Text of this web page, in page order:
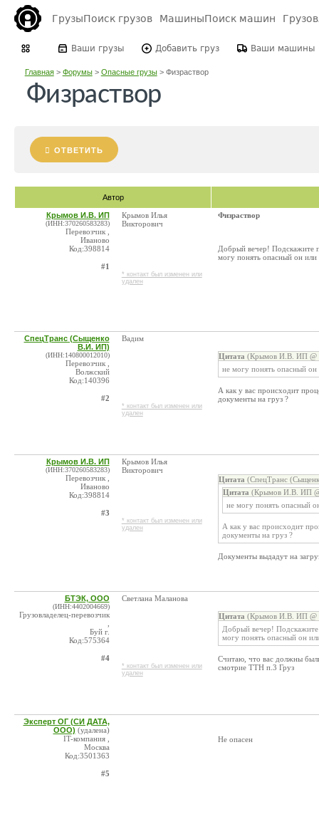
ГрузыПоиск грузов МашиныПоиск машин
Ваши грузы Добавить груз Ваши машины
Главная> Форумы> Опасные грузы> Физраствор
Физраствор
ОТВЕТИТЬ
Автор
Крымов И.В. ИП
(ИНН:370260583283)
Перевозчик ,
Иваново
Код:398814
#1
Крымов Илья
Викторович
* контакт был изменен или
удален
Физраствор
Добрый вечер! Подскажите
могу понять опасный он или
СпецТранс (Сыщенко
В.И. ИП)
(ИНН:140800012010)
Перевозчик ,
Волжский
Код:140396
#2
Вадим
* контакт был изменен или
удален
Цитата (Крымов И.В. ИП @
не могу понять опасный он
А как у вас происходит
документы на груз ?
Крымов И.В. ИП
(ИНН:370260583283)
Перевозчик ,
Иваново
Код:398814
#3
Крымов Илья
Викторович
* контакт был изменен или
удален
Цитата (СпецТранс
Цитата (Крымов И.В. ИП
не могу понять опасный
А как у вас происходит
документы на груз ?
Документы выдадут на
БТЭК, ООО
(ИНН:4402004669)
Грузовладелец-перевозчик
Буй г.
Код:575364
#4
Светлана Маланова
* контакт был изменен или
удален
Цитата (Крымов И.В. ИП @
Добрый вечер! Подскажите
могу понять опасный он
Считаю, что вас должны были
смотрие ТТН п.3 Груз
Эксперт ОГ (СИ ДАТА,
ООО) (удалена)
IT-компания ,
Москва
Код:3501363
#5
Не опасен